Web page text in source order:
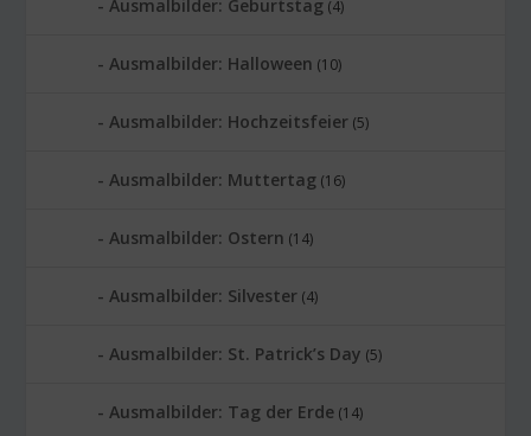
Ausmalbilder: Geburtstag (4)
Ausmalbilder: Halloween (10)
Ausmalbilder: Hochzeitsfeier (5)
Ausmalbilder: Muttertag (16)
Ausmalbilder: Ostern (14)
Ausmalbilder: Silvester (4)
Ausmalbilder: St. Patrick’s Day (5)
Ausmalbilder: Tag der Erde (14)